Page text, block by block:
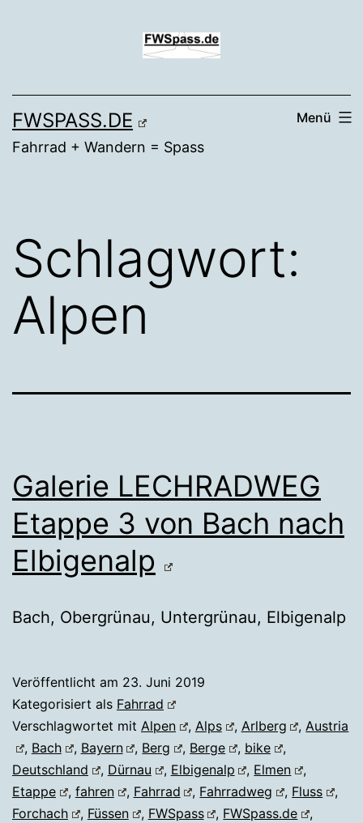
FWSPASS.DE
Fahrrad + Wandern = Spass
Menü
Schlagwort:
Alpen
Galerie LECHRADWEG
Etappe 3 von Bach nach
Elbigenalp
Bach, Obergrünau, Untergrünau, Elbigenalp
Veröffentlicht am 23. Juni 2019
Kategorisiert als Fahrrad
Verschlagwortet mit Alpen , Alps , Arlberg ,Austria
, Bach , Bayern , Berg , Berge , bike
,
Deutschland
, Dürnau , Elbigenalp , Elmen
,
Etappe
, fahren , Fahrrad , Fahrradweg , Fluss
,
Forchach
, Füssen , FWSpass , FWSpass.de
,